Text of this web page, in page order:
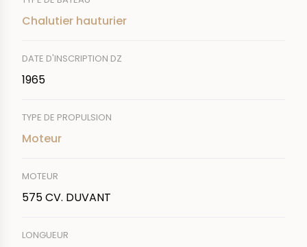
Chalutier hauturier
DATE D'INSCRIPTION DZ
1965
TYPE DE PROPULSION
Moteur
MOTEUR
575 CV. DUVANT
LONGUEUR